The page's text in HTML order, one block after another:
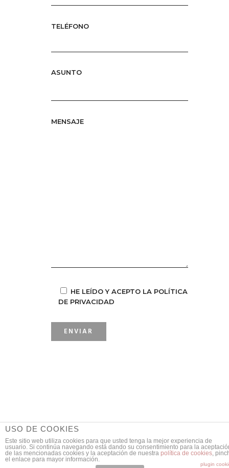
TELÉFONO
ASUNTO
MENSAJE
HE LEÍDO Y ACEPTO LA POLÍTICA
DE PRIVACIDAD
© Copyright 2020 Todos los derechos reservados - Javier Bravo -Aviso Legal-
Política de Privacidad-Política de Cookies
USO DE COOKIES
Este sitio web utiliza cookies para que usted tenga la mejor experiencia de
usuario. Si continúa navegando está dando su consentimiento para la
de las mencionadas cookies y la aceptación de nuestra política de cookies,
el enlace para mayor información.
plugin